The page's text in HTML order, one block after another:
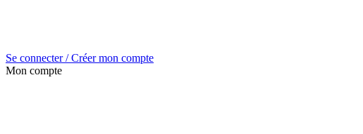
Se connecter / Créer mon compte
Mon compte